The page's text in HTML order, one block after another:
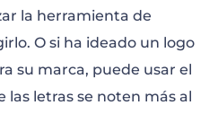
la herramienta de
O si ha ideado un logo
su marca, puede usar el
las letras se noten más al